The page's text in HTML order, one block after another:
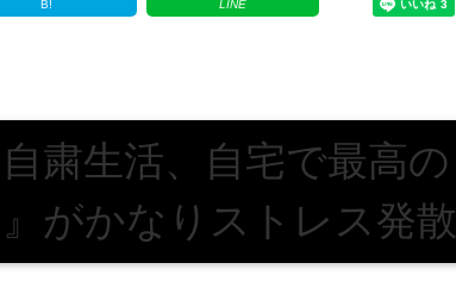
B! LINE
粛生活、自宅で最高の
がかなりストレス発散